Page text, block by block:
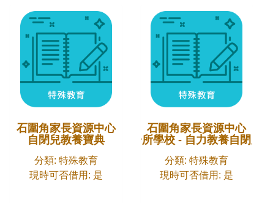
石圍角家長資源中心
自閉兒教養寶典
分類: 特殊教育
現時可否借用: 是
石圍角家長資源中心
家裡就是一所學校 - 自力教養自閉
分類: 特殊教育
現時可否借用: 是
自閉兒瑜伽